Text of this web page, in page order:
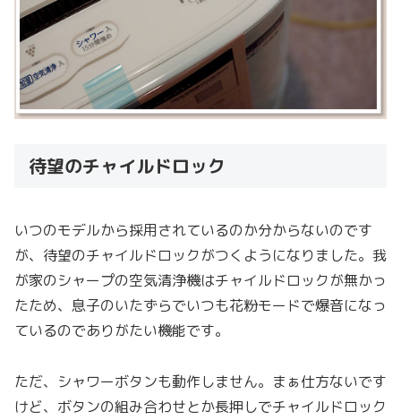
待望のチャイルドロック
いつのモデルから採用されているのか分からないのです
が、待望のチャイルドロックがつくようになりました。我
が家のシャープの空気清浄機はチャイルドロックが無かっ
たため、息子のいたずらでいつも花粉モードで爆音になっ
ているのでありがたい機能です。
ただ、シャワーボタンも動作しません。まぁ仕方ないです
けど、ボタンの組み合わせとか長押しでチャイルドロック